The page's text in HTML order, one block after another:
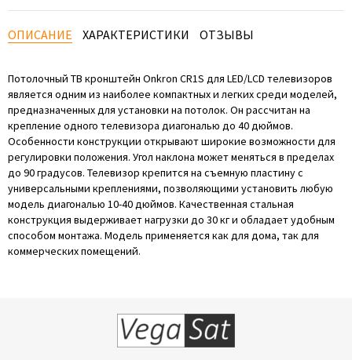
ОПИСАНИЕ ХАРАКТЕРИСТИКИ ОТЗЫВЫ
Потолочный ТВ кронштейн Onkron CR1S для LED/LCD телевизоров
является одним из наиболее компактных и легких среди моделей,
предназначенных для установки на потолок. Он рассчитан на
крепление одного телевизора диагональю до 40 дюймов.
Особенности конструкции открывают широкие возможности для
регулировки положения. Угол наклона может меняться в пределах
до 90 градусов. Телевизор крепится на съемную пластину с
универсальными креплениями, позволяющими установить любую
модель диагональю 10-40 дюймов. Качественная стальная
конструкция выдерживает нагрузки до 30 кг и обладает удобным
способом монтажа. Модель применяется как для дома, так для
коммерческих помещений.